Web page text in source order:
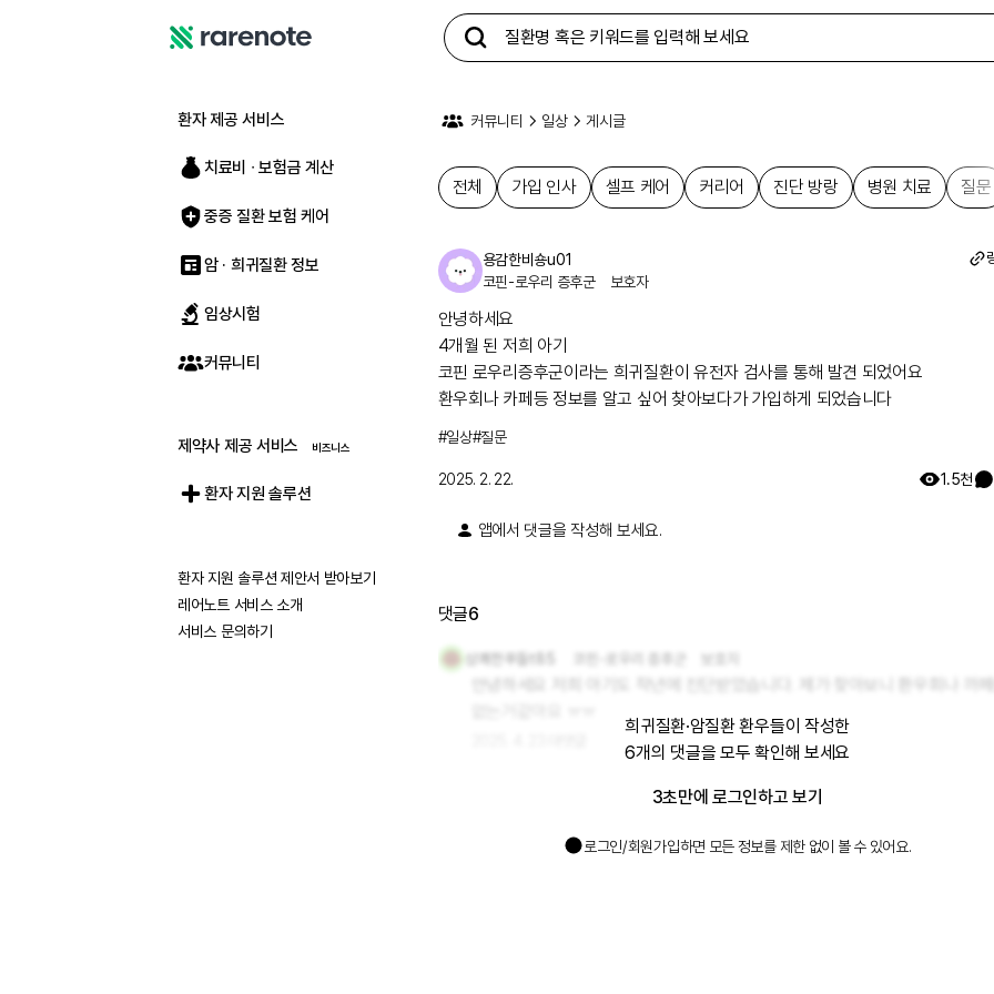
트
환자 제공 서비스
치료비 ∙ 보험금 계산
중증 질환 보험 케어
암 · 희귀질환 정보
임상시험
커뮤니티
제약사 제공 서비스
환자 지원 솔루션
환자 지원 솔루션 제안서 받아보기
레어노트 서비스 소개
서비스 문의하기
커뮤니티 일상 게시글
전체 가입 인사 셀프 케어 커리어 진단 방랑 병원 치료 질문
전체 가입 인사
용감한비숑u01
코핀-로우리 증후군
보호자
안녕하세요
4개월 된 저희 아기
코핀 로우리증후군이라는 희귀질환이 유전자 검사를 통해 발견 되었어요
환우회나 카페등 정보를 알고 싶어 찾아보다가 가입하게 되었습니다
#일상#질문
2025. 2. 22. 1.5천
앱에서 댓글을 작성해 보세요.
댓글6
희귀질환·암질환 환우들이 작성한
6개의 댓글을 모두 확인해 보세요
3초만에 로그인하고 보기
로그인/회원가입하면 모든 정보를 제한 없이 볼 수 있어요.